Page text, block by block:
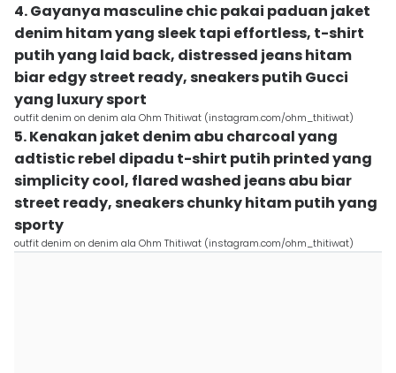
4. Gayanya masculine chic pakai paduan jaket
denim hitam yang sleek tapi effortless, t-shirt
putih yang laid back, distressed jeans hitam
biar edgy street ready, sneakers putih Gucci
yang luxury sport
outfit denim on denim ala Ohm Thitiwat (instagram.com/ohm_thitiwat)
5. Kenakan jaket denim abu charcoal yang
adtistic rebel dipadu t-shirt putih printed yang
simplicity cool, flared washed jeans abu biar
street ready, sneakers chunky hitam putih yang
sporty
outfit denim on denim ala Ohm Thitiwat (instagram.com/ohm_thitiwat)